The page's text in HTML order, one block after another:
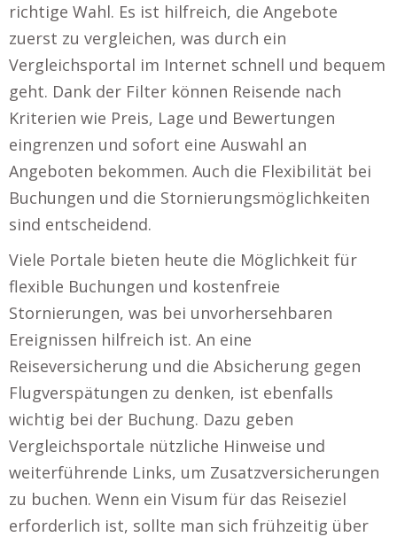
richtige Wahl. Es ist hilfreich, die Angebote
zuerst zu vergleichen, was durch ein
Vergleichsportal im Internet schnell und bequem
geht. Dank der Filter können Reisende nach
Kriterien wie Preis, Lage und Bewertungen
eingrenzen und sofort eine Auswahl an
Angeboten bekommen. Auch die Flexibilität bei
Buchungen und die Stornierungsmöglichkeiten
sind entscheidend.
Viele Portale bieten heute die Möglichkeit für
flexible Buchungen und kostenfreie
Stornierungen, was bei unvorhersehbaren
Ereignissen hilfreich ist. An eine
Reiseversicherung und die Absicherung gegen
Flugverspätungen zu denken, ist ebenfalls
wichtig bei der Buchung. Dazu geben
Vergleichsportale nützliche Hinweise und
weiterführende Links, um Zusatzversicherungen
zu buchen. Wenn ein Visum für das Reiseziel
erforderlich ist, sollte man sich frühzeitig über